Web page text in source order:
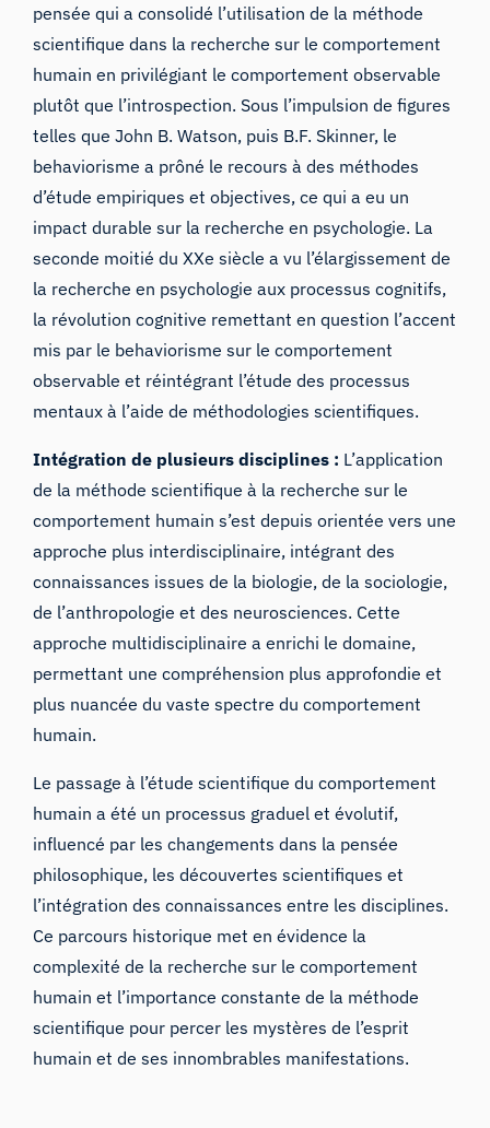
pensée qui a consolidé l’utilisation de la méthode
scientifique dans la recherche sur le comportement
humain en privilégiant le comportement observable
plutôt que l’introspection. Sous l’impulsion de figures
telles que John B. Watson, puis B.F. Skinner, le
behaviorisme a prôné le recours à des méthodes
d’étude empiriques et objectives, ce qui a eu un
impact durable sur la recherche en psychologie. La
seconde moitié du XXe siècle a vu l’élargissement de
la recherche en psychologie aux processus cognitifs,
la révolution cognitive remettant en question l’accent
mis par le behaviorisme sur le comportement
observable et réintégrant l’étude des processus
mentaux à l’aide de méthodologies scientifiques.
Intégration de plusieurs disciplines : L’application
de la méthode scientifique à la recherche sur le
comportement humain s’est depuis orientée vers une
approche plus interdisciplinaire, intégrant des
connaissances issues de la biologie, de la sociologie,
de l’anthropologie et des neurosciences. Cette
approche multidisciplinaire a enrichi le domaine,
permettant une compréhension plus approfondie et
plus nuancée du vaste spectre du comportement
humain.
Le passage à l’étude scientifique du comportement
humain a été un processus graduel et évolutif,
influencé par les changements dans la pensée
philosophique, les découvertes scientifiques et
l’intégration des connaissances entre les disciplines.
Ce parcours historique met en évidence la
complexité de la recherche sur le comportement
humain et l’importance constante de la méthode
scientifique pour percer les mystères de l’esprit
humain et de ses innombrables manifestations.